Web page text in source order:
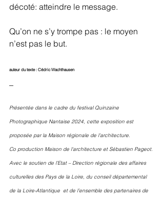
décoté: atteindre le message.
Qu’on ne s’y trompe pas : le moyen
n’est pas le but.
auteur du texte : Cédric Wachthausen
Présentée dans le cadre du festival Quinzaine
Photographique Nantaise 2024, cette exposition est
proposée par la Maison régionale de l’architecture.
Co production Maison de l'architecture et Sébastien Pageot.
Avec le soutien de l’Etat – Direction régionale des affaires
culturelles des Pays de la Loire, du conseil départemental
de la Loire-Atlantique  et de l’ensemble des partenaires de